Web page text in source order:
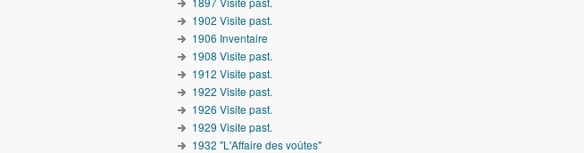
1902 Visite past.
1906 Inventaire
1908 Visite past.
1912 Visite past.
1922 Visite past.
1926 Visite past.
1929 Visite past.
1932 "L'Affaire des voûtes"